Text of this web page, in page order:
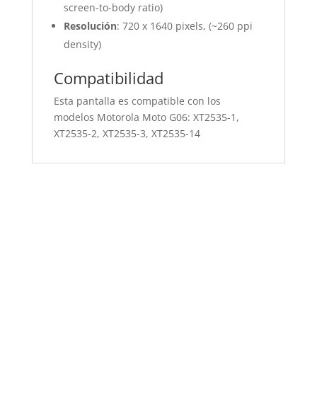
screen-to-body ratio)
Resolución: 720 x 1640 pixels, (~260 ppi
density)
Compatibilidad
Esta pantalla es compatible con los
modelos Motorola Moto G06: XT2535-1,
XT2535-2, XT2535-3, XT2535-14